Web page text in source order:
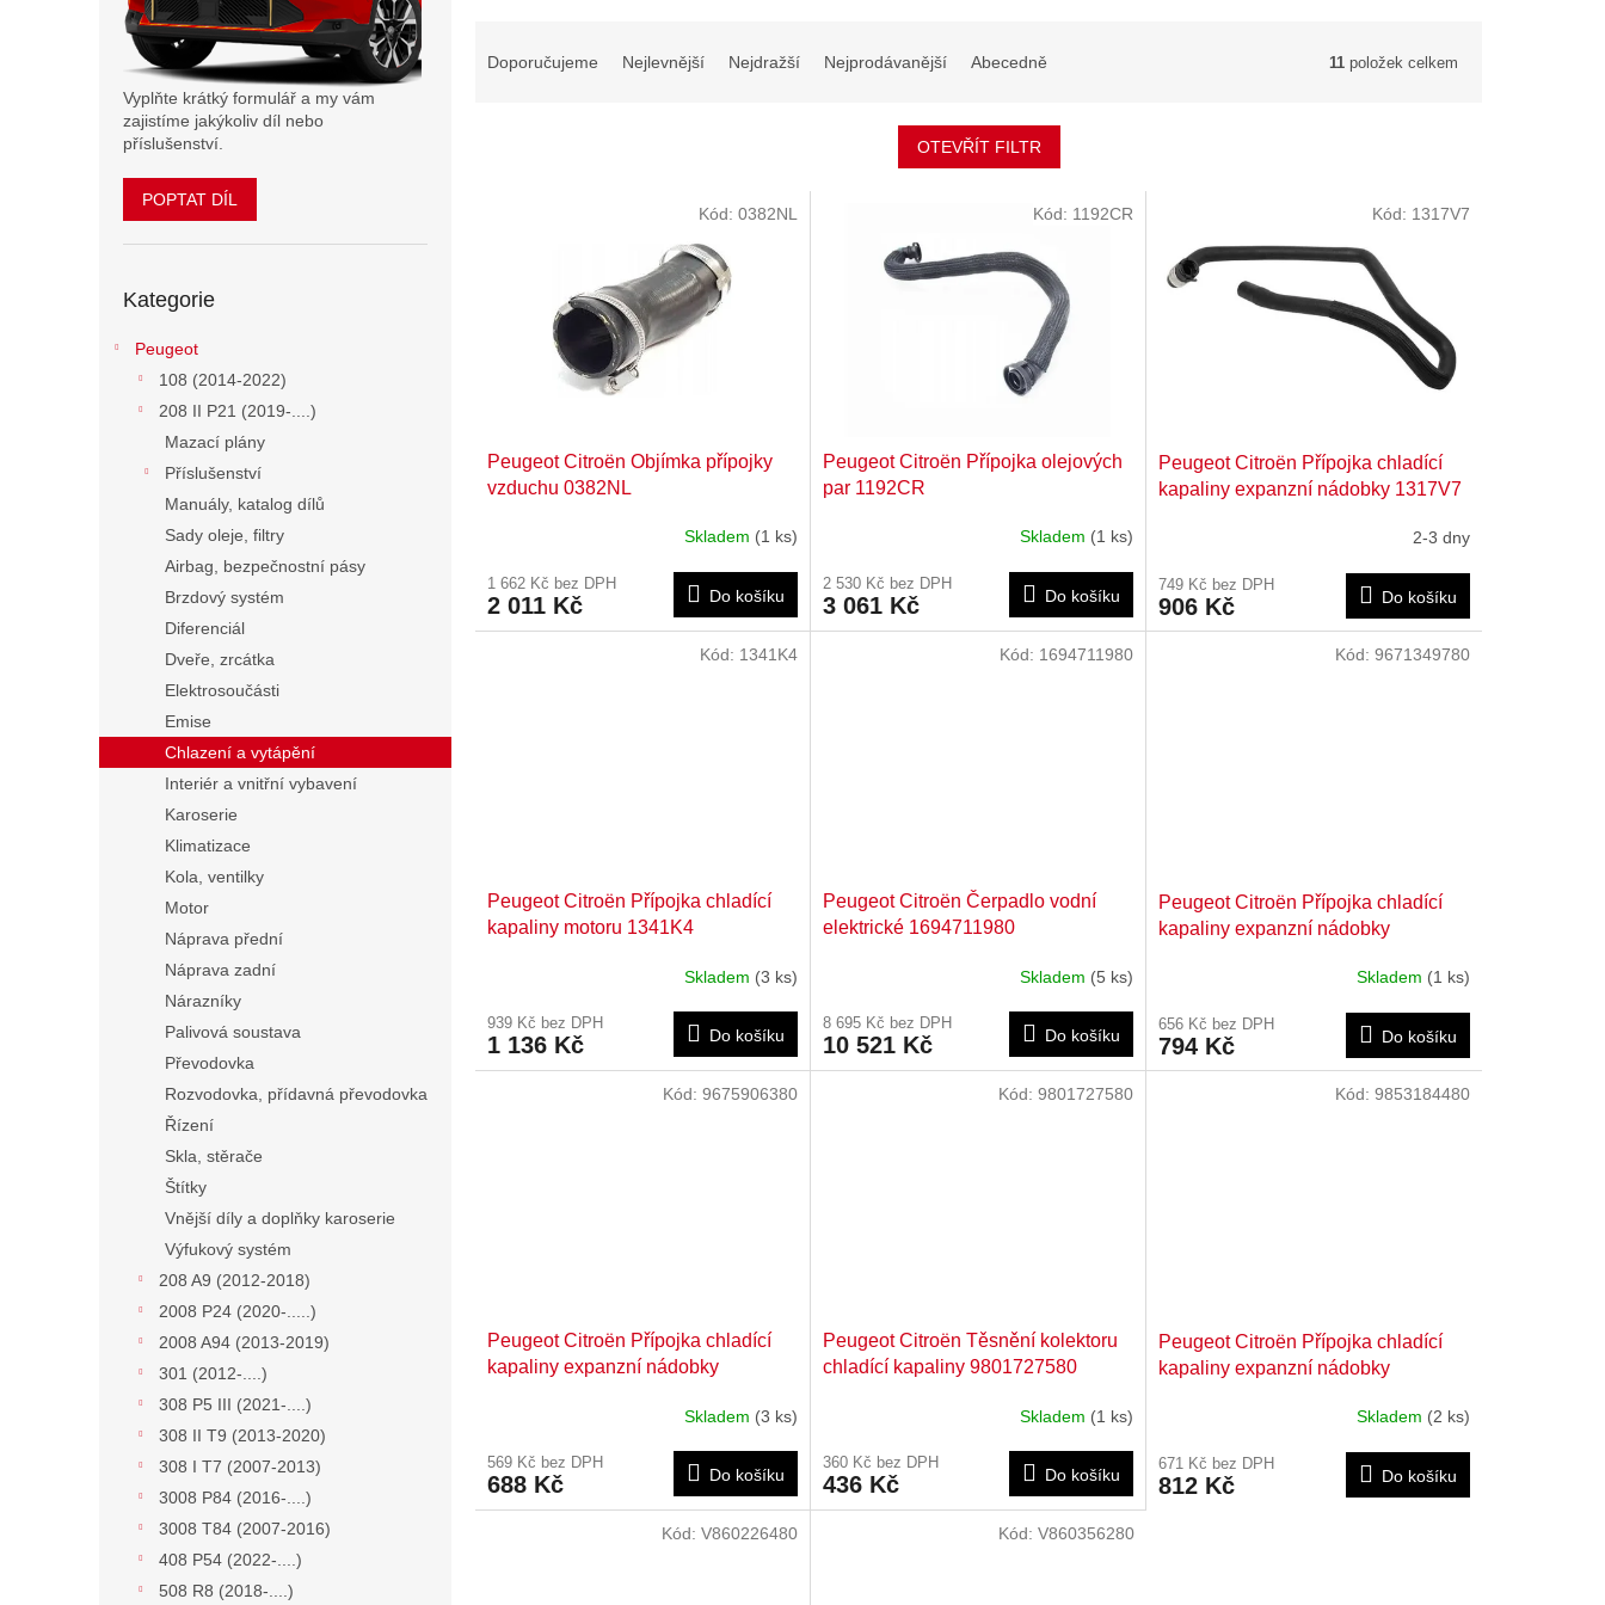
Vyplňte krátký formulář a my vám
zajistíme jakýkoliv díl nebo
příslušenství.
POPTAT DÍL
kategorie
Kategorie
Peugeot
108 (2014-2022)
208 II P21 (2019-....)
Mazací plány
Příslušenství
Manuály, katalog dílů
Sady oleje, filtry
Airbag, bezpečnostní pásy
Brzdový systém
Diferenciál
Dveře, zrcátka
Elektrosoučásti
Emise
Chlazení a vytápění
Interiér a vnitřní vybavení
Karoserie
Klimatizace
Kola, ventilky
Motor
Náprava přední
Náprava zadní
Nárazníky
Palivová soustava
Převodovka
Rozvodovka, přídavná převodovka
Řízení
Skla, stěrače
Štítky
Vnější díly a doplňky karoserie
Výfukový systém
208 A9 (2012-2018)
2008 P24 (2020-.....)
2008 A94 (2013-2019)
301 (2012-....)
308 P5 III (2021-....)
308 II T9 (2013-2020)
308 I T7 (2007-2013)
3008 P84 (2016-....)
3008 T84 (2007-2016)
408 P54 (2022-....)
508 R8 (2018-....)
Doporučujeme Nejlevnější Nejdražší Nejprodávanější Abecedně 11 položek celkem
OTEVŘÍT FILTR
Peugeot Citroën Objímka přípojky
vzduchu 0382NL
Skladem (1 ks)
1 662 Kč bez DPH
2 011 Kč Do košíku
Kód: 0382NL
Peugeot Citroën Přípojka olejových
par 1192CR
Skladem (1 ks)
2 530 Kč bez DPH
3 061 Kč Do košíku
Kód: 1192CR
Peugeot Citroën Přípojka chladící
kapaliny expanzní nádobky 1317V7
2-3 dny
749 Kč bez DPH
906 Kč Do košíku
Kód: 1317V7
Peugeot Citroën Přípojka chladící
kapaliny motoru 1341K4
Skladem (3 ks)
939 Kč bez DPH
1 136 Kč Do košíku
Kód: 1341K4
Peugeot Citroën Čerpadlo vodní
elektrické 1694711980
Skladem (5 ks)
8 695 Kč bez DPH
10 521 Kč Do košíku
Kód: 1694711980
Peugeot Citroën Přípojka chladící
kapaliny expanzní nádobky
Skladem (1 ks)
656 Kč bez DPH
794 Kč Do košíku
Kód: 9671349780
Peugeot Citroën Přípojka chladící
kapaliny expanzní nádobky
Skladem (3 ks)
569 Kč bez DPH
688 Kč Do košíku
Kód: 9675906380
Peugeot Citroën Těsnění kolektoru
chladící kapaliny 9801727580
Skladem (1 ks)
360 Kč bez DPH
436 Kč Do košíku
Kód: 9801727580
Peugeot Citroën Přípojka chladící
kapaliny expanzní nádobky
Skladem (2 ks)
671 Kč bez DPH
812 Kč Do košíku
Kód: 9853184480
Kód: V860226480 Kód: V860356280